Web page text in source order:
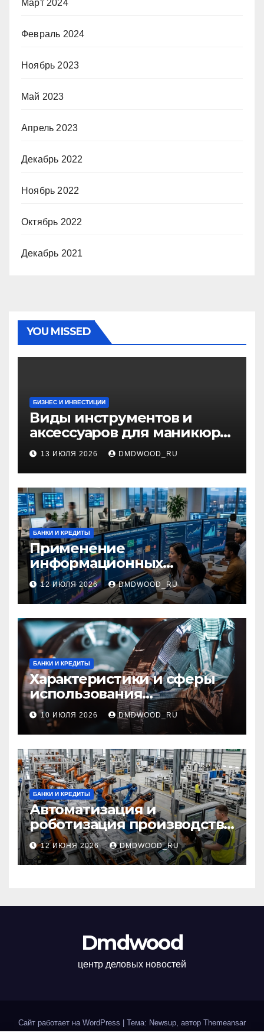
Март 2024
Февраль 2024
Ноябрь 2023
Май 2023
Апрель 2023
Декабрь 2022
Ноябрь 2022
Октябрь 2022
Декабрь 2021
YOU MISSED
БИЗНЕС И ИНВЕСТИЦИИ
Виды инструментов и
аксессуаров для маникюра
и педикюра
13 ИЮЛЯ 2026 DMDWOOD_RU
БАНКИ И КРЕДИТЫ
Применение
информационных
технологий и системная
интеграция в бизнес-
процессах
12 ИЮЛЯ 2026 DMDWOOD_RU
БАНКИ И КРЕДИТЫ
Характеристики и сферы
использования
межфланцевых
огнезащитных
самоклеящихся лент
10 ИЮЛЯ 2026 DMDWOOD_RU
БАНКИ И КРЕДИТЫ
Автоматизация и
роботизация производства:
технологии, внедрение и
эксплуатационные аспекты
12 ИЮНЯ 2026 DMDWOOD_RU
Dmdwood
центр деловых новостей
Сайт работает на WordPress Тема: Newsup, автор Themeansar